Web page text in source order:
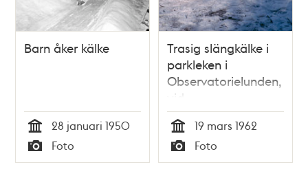
Barn åker kälke
Tid
28 januari 1950
Typ
Foto
Trasig slängkälke i
parkleken i
Observatorielunden,
vid
Saltmätargatans
förlängning
Tid
19 mars 1962
Typ
Foto